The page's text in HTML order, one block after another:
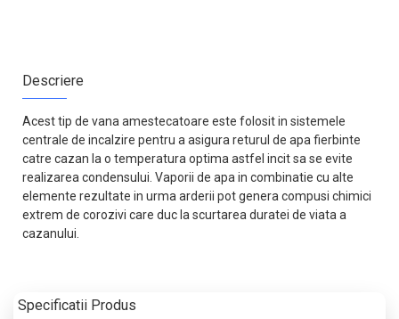
Descriere
Acest tip de vana amestecatoare este folosit in sistemele
centrale de incalzire pentru a asigura returul de apa fierbinte
catre cazan la o temperatura optima astfel incit sa se evite
realizarea condensului. Vaporii de apa in combinatie cu alte
elemente rezultate in urma arderii pot genera compusi chimici
extrem de corozivi care duc la scurtarea duratei de viata a
cazanului.
Specificatii Produs